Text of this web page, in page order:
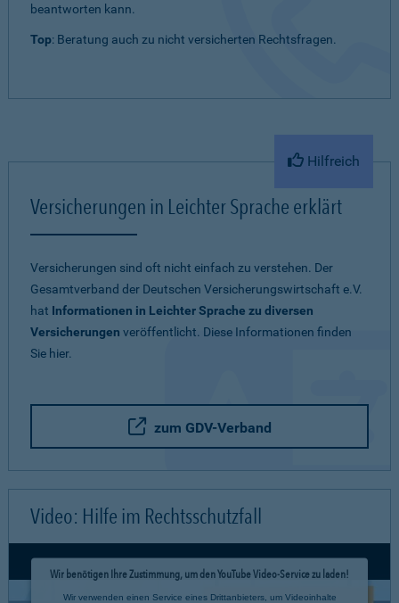
beantworten kann.
Top: Beratung auch zu nicht versicherten Rechtsfragen.
Hilfreich
Versicherungen in Leichter Sprache erklärt
Versicherungen sind oft nicht einfach zu verstehen. Der
Gesamtverband der Deutschen Versicherungswirtschaft e.V.
hat Informationen in Leichter Sprache zu diversen
Versicherungen veröffentlicht. Diese Informationen finden
Sie hier.
zum GDV-Verband
Video: Hilfe im Rechtsschutzfall
Wir benötigen Ihre Zustimmung, um den YouTube Video-Service zu laden!
Wir verwenden einen Service eines Drittanbieters, um Videoinhalte